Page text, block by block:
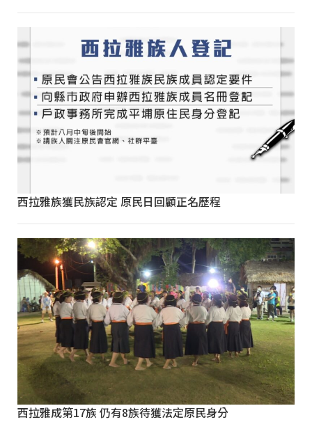
西拉雅族獲民族認定 原民日回顧正名歷程
西拉雅成第17族 仍有8族待獲法定原民身分